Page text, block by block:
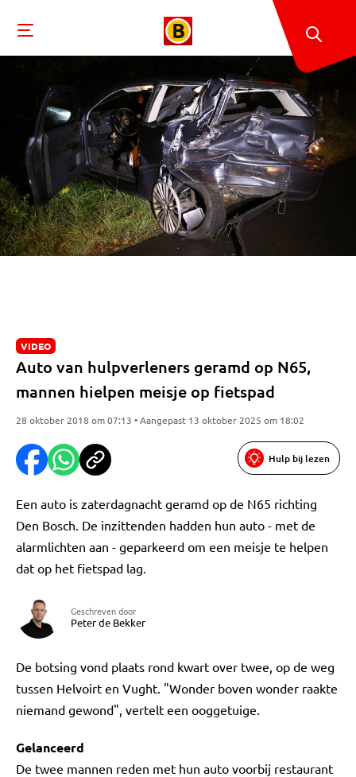
VIDEO
Auto van hulpverleners geramd op N65,
mannen hielpen meisje op fietspad
28 oktober 2018 om 07:13 • Aangepast 13 oktober 2025 om 18:02
Hulp bij lezen
Een auto is zaterdagnacht geramd op de N65 richting
Den Bosch. De inzittenden hadden hun auto - met de
alarmlichten aan - geparkeerd om een meisje te helpen
dat op het fietspad lag.
Geschreven door
Peter de Bekker
De botsing vond plaats rond kwart over twee, op de weg
tussen Helvoirt en Vught. "Wonder boven wonder raakte
niemand gewond", vertelt een ooggetuige.
Gelanceerd
De twee mannen reden met hun auto voorbij restaurant